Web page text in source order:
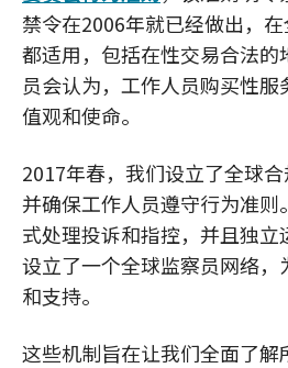
禁令在2006年就已经做出，
都适用，包括在性交易合法
员会认为，工作人员购买性
值观和使命。
2017年春，我们设立了全球
并确保工作人员遵守行为准则
式处理投诉和指控，并且独
设立了一个全球监察员网络，
和支持。
这些机制旨在让我们全面了